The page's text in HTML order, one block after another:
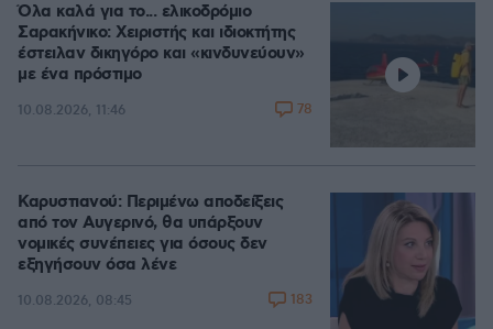
Όλα καλά για το... ελικοδρόμιο
Σαρακήνικο: Χειριστής και ιδιοκτήτης
έστειλαν δικηγόρο και «κινδυνεύουν»
με ένα πρόστιμο
10.08.2026, 11:46 78
Καρυστιανού: Περιμένω αποδείξεις
από τον Αυγερινό, θα υπάρξουν
νομικές συνέπειες για όσους δεν
εξηγήσουν όσα λένε
10.08.2026, 08:45 183